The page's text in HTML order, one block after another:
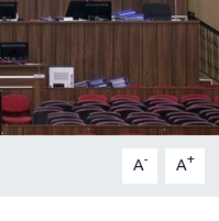
A- A+